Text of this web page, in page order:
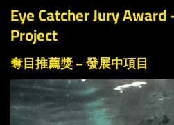
Eye Catcher Jury
Project
奪目推薦獎 – 發展中項目